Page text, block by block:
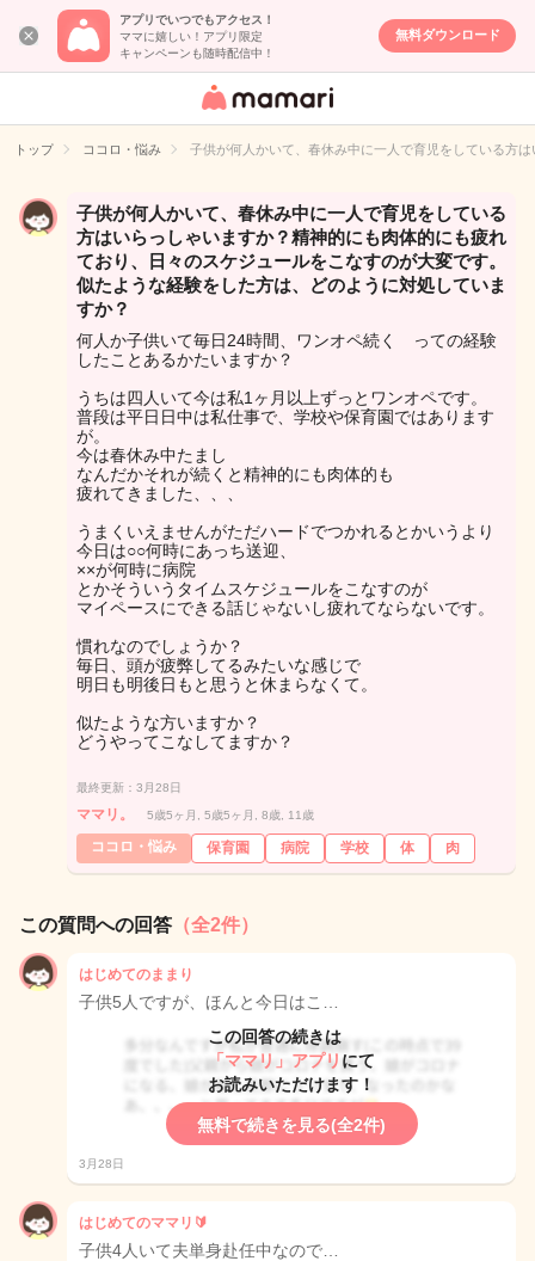
アプリでいつでもアクセス！
ママに嬉しい！アプリ限定
キャンペーンも随時配信中！
無料ダウンロード
女性専用匿名QA
イト
トップ ココロ・悩み 子供が何人かいて、春休み中に一人で育児をしている方
子供が何人かいて、春休み中に一人で育児をしている
方はいらっしゃいますか？精神的にも肉体的にも疲れ
ており、日々のスケジュールをこなすのが大変です。
似たような経験をした方は、どのように対処していま
すか？
何人か子供いて毎日24時間、ワンオペ続く っての経験
したことあるかたいますか？
うちは四人いて今は私1ヶ月以上ずっとワンオペです。
普段は平日日中は私仕事で、学校や保育園ではあります
が。
今は春休み中たまし
なんだかそれが続くと精神的にも肉体的も
疲れてきました、、、
うまくいえませんがただハードでつかれるとかいうより
今日は○○何時にあっち送迎、
××が何時に病院
とかそういうタイムスケジュールをこなすのが
マイペースにできる話じゃないし疲れてならないです。
慣れなのでしょうか？
毎日、頭が疲弊してるみたいな感じで
明日も明後日もと思うと休まらなくて。
似たような方いますか？
どうやってこなしてますか？
最終更新：3月28日
ママリ。 5歳5ヶ月, 5歳5ヶ月, 8歳, 11歳
ココロ・悩み 保育園 病院 学校 体 肉
この質問への回答 （全2件）
はじめてのままり
子供5人ですが、ほんと今日はこ…
この回答の続きは
「ママリ」アプリ にて
お読みいただけます！
無料で続きを見る(全2件)
3月28日
はじめてのママリ🔰
子供4人いて夫単身赴任中なので…